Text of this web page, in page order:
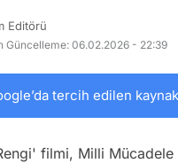
Editörü
Güncelleme: 06.02.2026 - 22:39
tercih edilen
filmi, Milli